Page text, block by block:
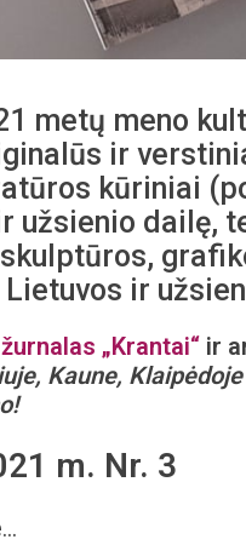
metų meno
ir
kūriniai
užsienio dailę,
ir
žurnalas „Krantai“ ir
Kaune,
m. Nr. 3